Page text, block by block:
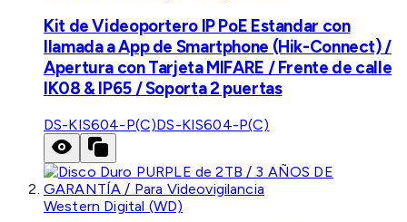
Kit de Videoportero IP PoE Estandar con
llamada a App de Smartphone (Hik-Connect) /
Apertura con Tarjeta MIFARE / Frente de calle
IK08 & IP65 / Soporta 2 puertas
DS-KIS604-P(C)DS-KIS604-P(C)
Western Digital (WD)